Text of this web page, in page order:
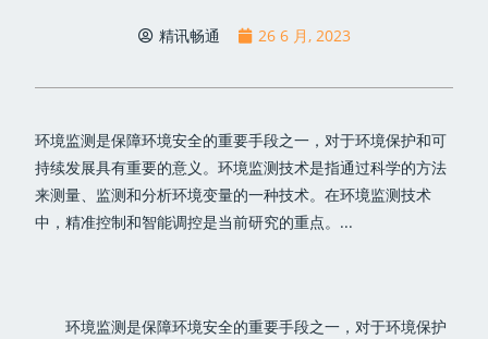
精讯畅通 26 6 月, 2023
环境监测是保障环境安全的重要手段之一，对于环境保护和可
持续发展具有重要的意义。环境监测技术是指通过科学的方法
来测量、监测和分析环境变量的一种技术。在环境监测技术
中，精准控制和智能调控是当前研究的重点。...
环境监测是保障环境安全的重要手段之一，对于环境保护